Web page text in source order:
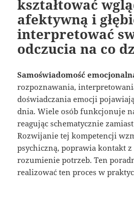
kształtować
afektywną i
interpretować
odczucia na co
Samoświadomość
rozpoznawania,
doświadczania emocji
dnia. Wiele osób funkcjonuje
reagując schematycznie
Rozwijanie tej kompetencji
psychiczną, poprawia kontakt
rozumienie potrzeb. Ten
realizować ten proces w